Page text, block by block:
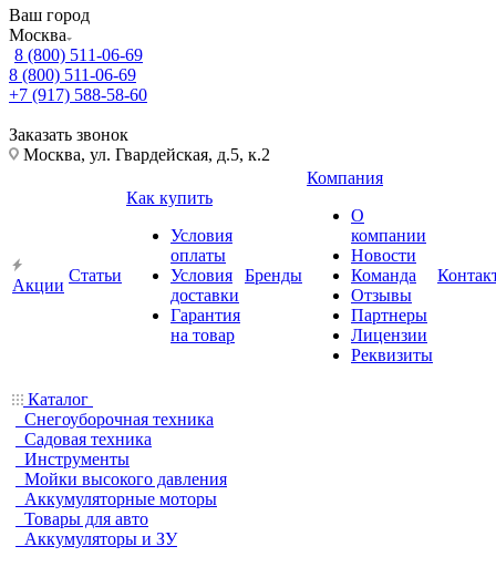
Ваш город
Москва
8 (800) 511-06-69
8 (800) 511-06-69
+7 (917) 588-58-60
Заказать звонок
Москва, ул. Гвардейская, д.5, к.2
Акции
Статьи
Как купить
Условия
оплаты
Условия
доставки
Гарантия
на товар
Бренды
Компания
О
компании
Новости
Команда
Отзывы
Партнеры
Лицензии
Реквизиты
Каталог
Снегоуборочная техника
Садовая техника
Инструменты
Мойки высокого давления
Аккумуляторные моторы
Товары для авто
Аккумуляторы и ЗУ